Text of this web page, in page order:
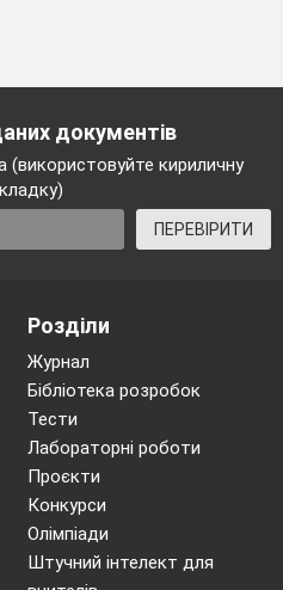
документів
кириличну
ПЕРЕВІРИТИ
Розділи
Журнал
Бібліотека розробок
Тести
Лабораторні роботи
Проєкти
Конкурси
Олімпіади
Штучний інтелект для